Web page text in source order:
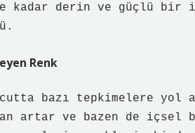
kadar derin ve güçlü bir
Renk
bazı tepkimelere yol
artar ve bazen de içsel